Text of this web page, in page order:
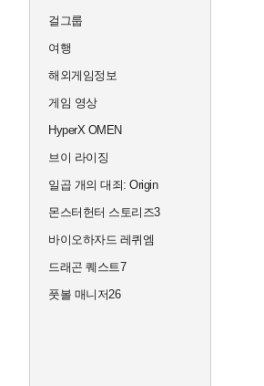
걸그룹
여행
해외게임정보
게임 영상
HyperX OMEN
브이 라이징
일곱 개의 대죄: Origin
몬스터헌터 스토리즈3
바이오하자드 레퀴엠
드래곤 퀘스트7
풋볼 매니저26